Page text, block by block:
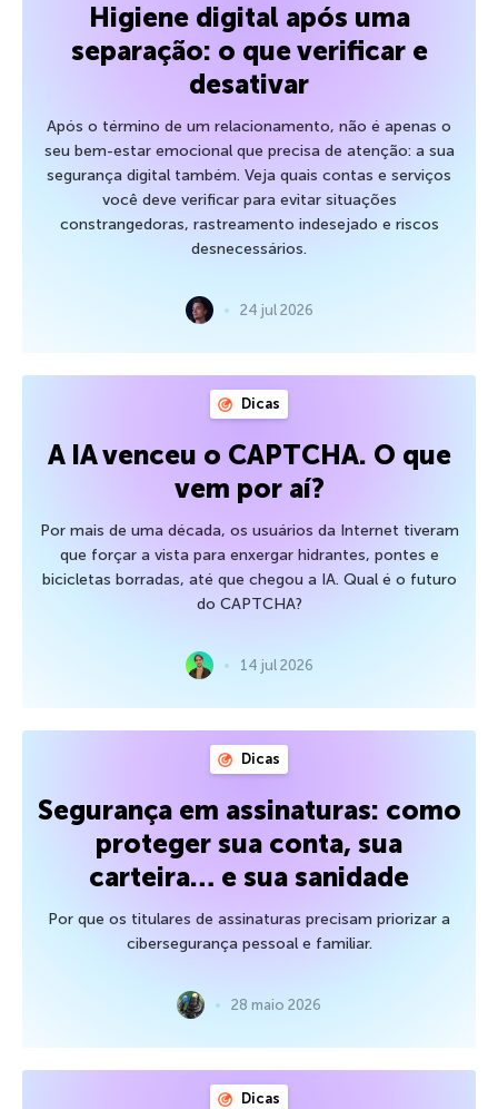
Higiene digital após uma
separação: o que verificar e
desativar
Após o término de um relacionamento, não é apenas o
seu bem-estar emocional que precisa de atenção: a sua
segurança digital também. Veja quais contas e serviços
você deve verificar para evitar situações
constrangedoras, rastreamento indesejado e riscos
desnecessários.
24 jul 2026
Dicas
A IA venceu o CAPTCHA. O que
vem por aí?
Por mais de uma década, os usuários da Internet tiveram
que forçar a vista para enxergar hidrantes, pontes e
bicicletas borradas, até que chegou a IA. Qual é o futuro
do CAPTCHA?
14 jul 2026
Dicas
Segurança em assinaturas: como
proteger sua conta, sua
carteira… e sua sanidade
Por que os titulares de assinaturas precisam priorizar a
cibersegurança pessoal e familiar.
28 maio 2026
Dicas